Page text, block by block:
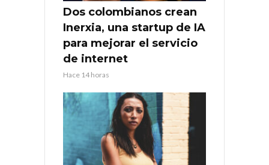
Dos colombianos crean
Inerxia, una startup de IA
para mejorar el servicio
de internet
Hace 14 horas